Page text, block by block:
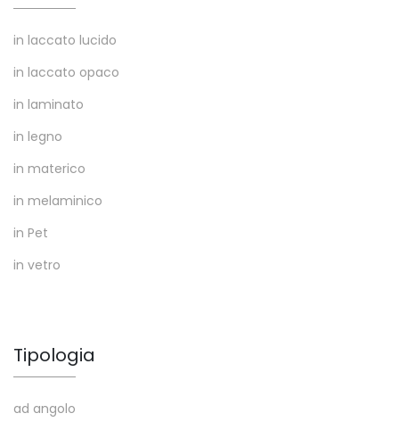
in laccato lucido
in laccato opaco
in laminato
in legno
in materico
in melaminico
in Pet
in vetro
Tipologia
ad angolo